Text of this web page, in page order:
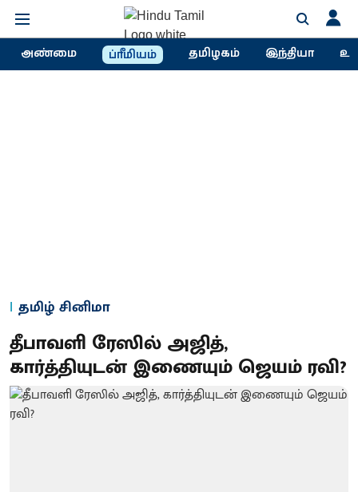
அண்மை ப்ரீமியம் தமிழகம் இந்தியா
தமிழ் சினிமா
தீபாவளி ரேஸில் அஜித்,
கார்த்தியுடன் இணையும் ஜெயம் ரவி?